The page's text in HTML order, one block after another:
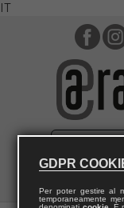
IT
GDPR
Per poter gestire al
temporaneamente